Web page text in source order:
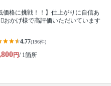
価格に挑戦！！】仕上がりに自信あ
おかげ様で高評価いただいています
4.77(196件)
円/ 1箇所